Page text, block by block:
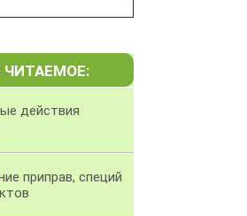
действия
приправ, специй